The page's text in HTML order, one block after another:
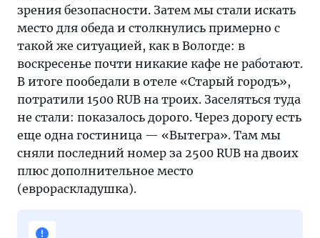
зрения безопасности. Затем мы стали искать
место для обеда и столкнулись примерно с
такой же ситуацией, как в Вологде: в
воскресенье почти никакие кафе не работают.
В итоге пообедали в отеле «Старый городъ»,
потратили 1500 RUB на троих. Заселяться туда
не стали: показалось дорого. Через дорогу есть
еще одна гостиница — «Вытегра». Там мы
сняли последний номер за 2500 RUB на двоих
плюс дополнительное место
(еврораскладушка).